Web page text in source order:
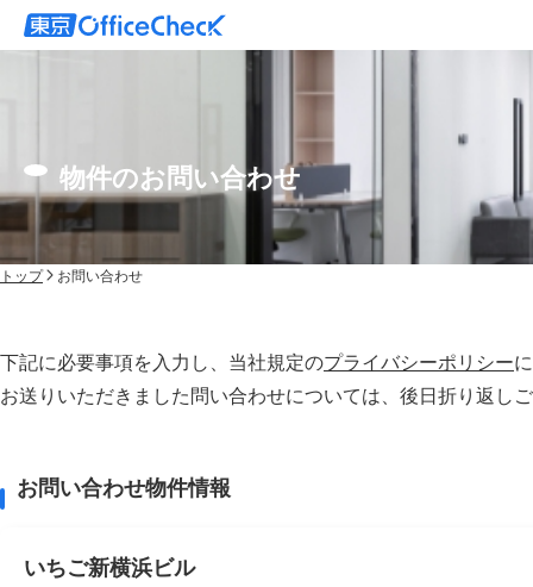
物件のお問い合わせ
トップ お問い合わせ
下記に必要事項を入力し、当社規定のプライバシーポリシー
お送りいただきました問い合わせについては、後⽇折り返し
お問い合わせ物件情報
いちご新横浜ビル